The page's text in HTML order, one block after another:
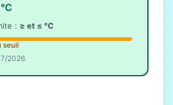
: ≥ et ≤ °C
seuil
2026